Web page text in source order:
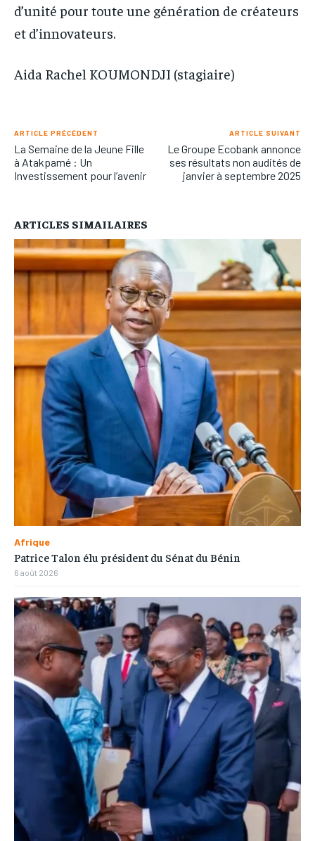
d’unité pour toute une génération de créateurs
et d’innovateurs.
Aida Rachel KOUMONDJI (stagiaire)
ARTICLE PRÉCÉDENT
La Semaine de la Jeune Fille
à Atakpamé : Un
Investissement pour l’avenir
ARTICLE SUIVANT
Le Groupe Ecobank annonce
ses résultats non audités de
janvier à septembre 2025
ARTICLES SIMAILAIRES
Afrique
Patrice Talon élu président du Sénat du Bénin
6 août 2026